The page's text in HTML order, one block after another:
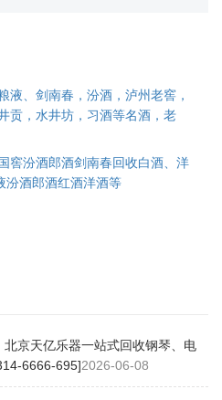
液、剑南春，汾酒，泸州老窖，
贡，水井坊，习酒等名酒，老
窖汾酒郎酒剑南春回收白酒、洋
汾酒郎酒红酒洋酒等
京天亿乐器一站式回收钢琴、电
6666-695]2026-06-08